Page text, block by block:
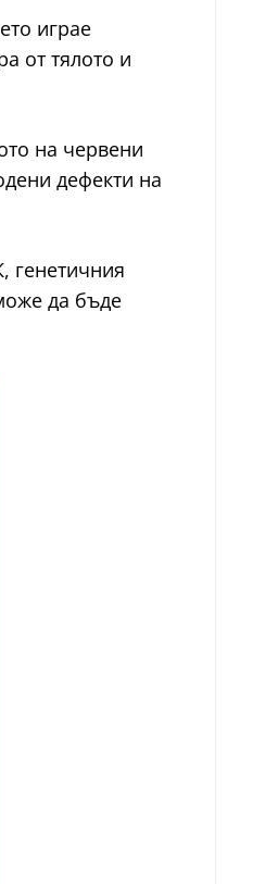
играе
от тялото и
на червени
дефекти на
генетичния
да бъде